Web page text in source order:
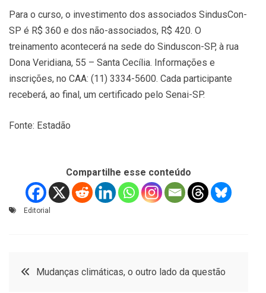
Para o curso, o investimento dos associados SindusCon-
SP é R$ 360 e dos não-associados, R$ 420. O
treinamento acontecerá na sede do Sinduscon-SP, à rua
Dona Veridiana, 55 – Santa Cecília. Informações e
inscrições, no CAA: (11) 3334-5600. Cada participante
receberá, ao final, um certificado pelo Senai-SP.
Fonte: Estadão
Compartilhe esse conteúdo
Editorial
Navegação
Mudanças climáticas, o outro lado da questão